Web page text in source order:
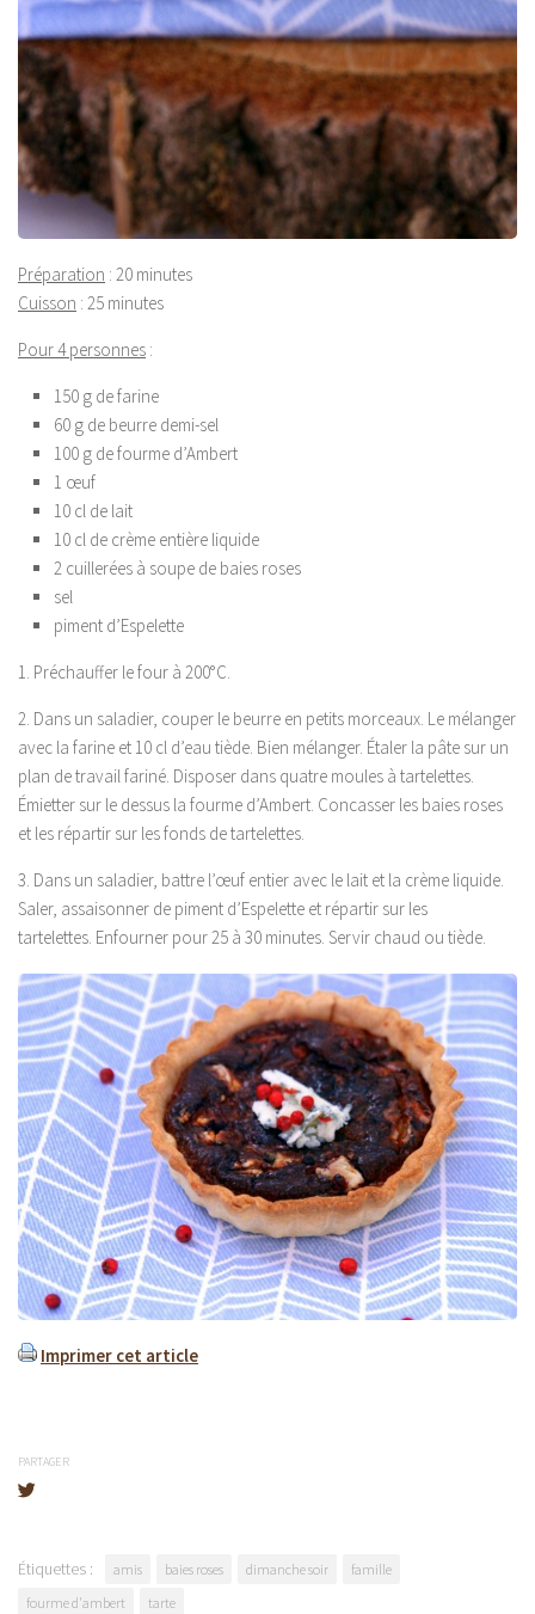
Préparation : 20 minutes
Cuisson : 25 minutes
Pour 4 personnes :
150 g de farine
60 g de beurre demi-sel
100 g de fourme d’Ambert
1 œuf
10 cl de lait
10 cl de crème entière liquide
2 cuillerées à soupe de baies roses
sel
piment d’Espelette
1. Préchauffer le four à 200°C.
2. Dans un saladier, couper le beurre en petits morceaux. Le mélanger
avec la farine et 10 cl d’eau tiède. Bien mélanger. Étaler la pâte sur un
plan de travail fariné. Disposer dans quatre moules à tartelettes.
Émietter sur le dessus la fourme d’Ambert. Concasser les baies roses
et les répartir sur les fonds de tartelettes.
3. Dans un saladier, battre l’œuf entier avec le lait et la crème liquide.
Saler, assaisonner de piment d’Espelette et répartir sur les
tartelettes. Enfourner pour 25 à 30 minutes. Servir chaud ou tiède.
Imprimer cet article
PARTAGER
Étiquettes : amis baies roses dimanche soir
famille
fourme d'ambert
tarte